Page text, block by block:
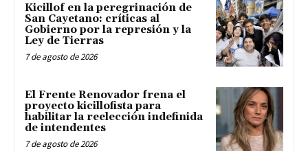
Kicillof en la peregrinación de
San Cayetano: críticas al
Gobierno por la represión y la
Ley de Tierras
7 de agosto de 2026
El Frente Renovador frena el
proyecto kicillofista para
habilitar la reelección indefinida
de intendentes
7 de agosto de 2026